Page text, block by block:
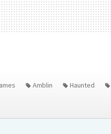
Amblin Haunted